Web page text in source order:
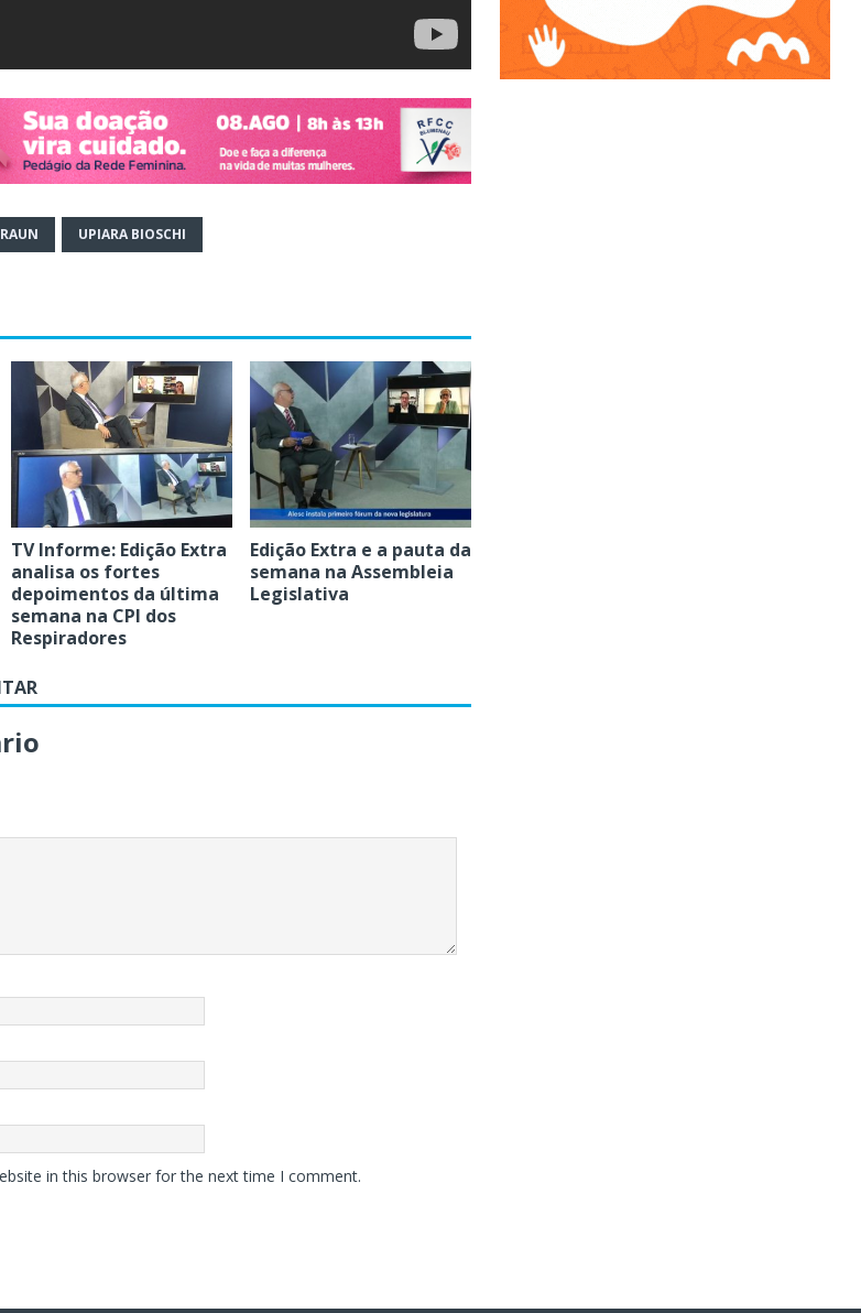
UPIARA BIOSCHI
TV Informe: Edição Extra
analisa os fortes
depoimentos da última
semana na CPI dos
Respiradores
Edição Extra e a pauta da
semana na Assembleia
Legislativa
in this browser for the next time I comment.